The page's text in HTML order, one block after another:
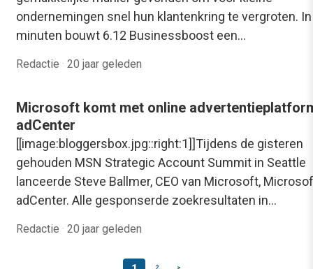
ondernemingen snel hun klantenkring te vergroten.
minuten bouwt 6.12 Businessboost een…
Redactie · 20 jaar geleden
Microsoft komt met online
adCenter
[[image:bloggersbox.jpg::right:1]]Tijdens de gisteren
gehouden MSN Strategic Account Summit in Seattle
lanceerde Steve Ballmer, CEO van Microsoft,
adCenter. Alle gesponserde zoekresultaten in…
Redactie · 20 jaar geleden
2 >